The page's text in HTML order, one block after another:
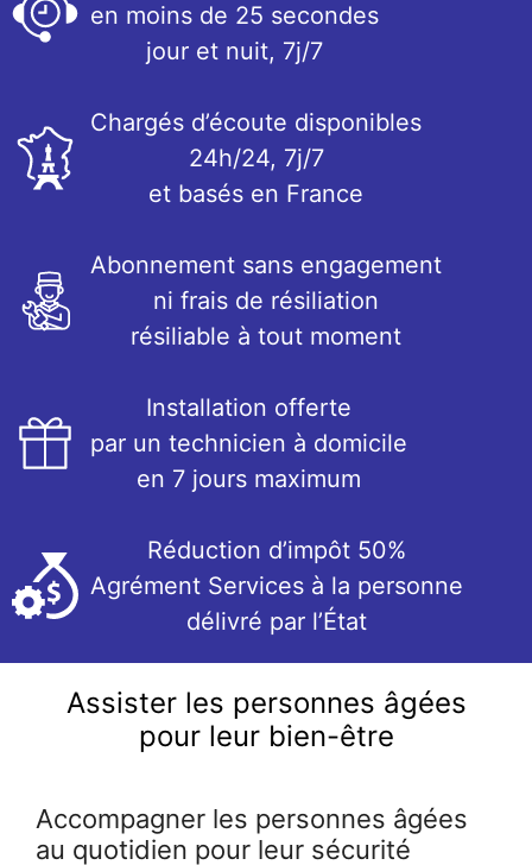
en moins de 25 secondes
jour et nuit, 7j/7
Chargés d’écoute disponibles
24h/24, 7j/7
et basés en France
Abonnement sans engagement
ni frais de résiliation
résiliable à tout moment
Installation offerte
par un technicien à domicile
en 7 jours maximum
Réduction d’impôt 50%
Agrément Services à la personne
délivré par l’État
Assister les personnes âgées
pour leur bien-être
Accompagner les personnes âgées
au quotidien pour leur sécurité